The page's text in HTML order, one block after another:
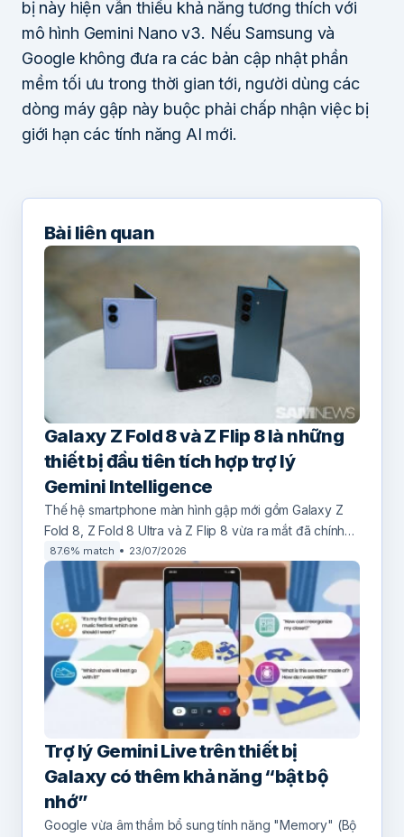
bị này hiện vẫn thiếu khả năng tương thích với
mô hình Gemini Nano v3. Nếu Samsung và
Google không đưa ra các bản cập nhật phần
mềm tối ưu trong thời gian tới, người dùng các
dòng máy gập này buộc phải chấp nhận việc bị
giới hạn các tính năng AI mới.
Bài liên quan
Galaxy Z Fold 8 và Z Flip 8 là những
thiết bị đầu tiên tích hợp trợ lý
Gemini Intelligence
Thế hệ smartphone màn hình gập mới gồm Galaxy Z
Fold 8, Z Fold 8 Ultra và Z Flip 8 vừa ra mắt đã chính…
87.6% match 23/07/2026
Trợ lý Gemini Live trên thiết bị
Galaxy có thêm khả năng “bật bộ
nhớ”
Google vừa âm thầm bổ sung tính năng "Memory" (Bộ